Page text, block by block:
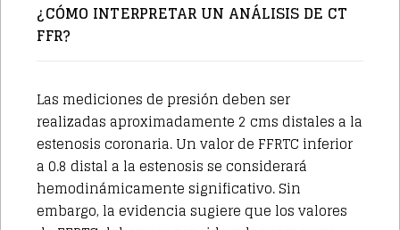
¿CÓMO INTERPRETAR UN ANÁLISIS DE CT
FFR?
Las mediciones de presión deben ser
realizadas aproximadamente 2 cms distales a la
estenosis coronaria. Un valor de FFRTC inferior
a 0.8 distal a la estenosis se considerará
hemodinámicamente significativo. Sin
embargo, la evidencia sugiere que los valores